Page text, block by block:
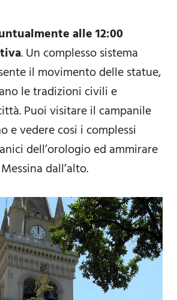
alle 12:00
. Un complesso sistema
il movimento delle statue,
le tradizioni civili e
Puoi visitare il campanile
e vedere cosi i complessi
dell’orologio ed ammirare
dall’alto.